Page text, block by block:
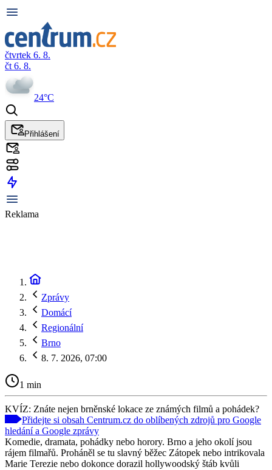
čtvrtek 6. 8.
čt 6. 8.
24°C
Přihlášení
Reklama
Zprávy
Domácí
Regionální
Brno
8. 7. 2026, 07:00
1 min
KVÍZ: Znáte nejen brněnské lokace ze známých filmů a pohádek?
Přidejte si obsah Centrum.cz do oblíbených zdrojů pro Google
hledání a Google zprávy
Komedie, dramata, pohádky nebo horory. Brno a jeho okolí jsou
rájem filmařů. Proháněl se tu slavný běžec Zátopek nebo intrikovala
Marie Terezie nebo dokonce dorazil hollywoodský štáb kvůli